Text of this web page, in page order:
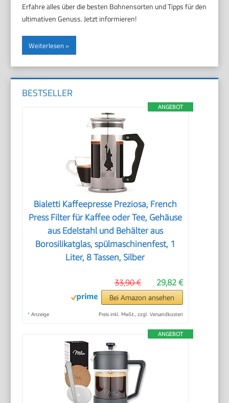
Erfahre alles über die besten Bohnensorten und Tipps für den
ultimativen Genuss. Jetzt informieren!
Weiterlesen
BESTSELLER
ANGEBOT
Bialetti Kaffeepresse Preziosa, French
Press Filter für Kaffee oder Tee, Gehäuse
aus Edelstahl und Behälter aus
Borosilikatglas, spülmaschinenfest, 1
Liter, 8 Tassen, Silber
29,82 €
33,90 €
Bei Amazon ansehen
* Anzeige Preis inkl. MwSt., zzgl. Versandkosten
ANGEBOT